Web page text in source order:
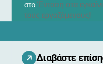
στο Ένταση στα
τους εργαζόμενους!
Διαβάστε